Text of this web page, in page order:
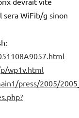
sera WiFib/g sinon
wp1v.html
press/2005/